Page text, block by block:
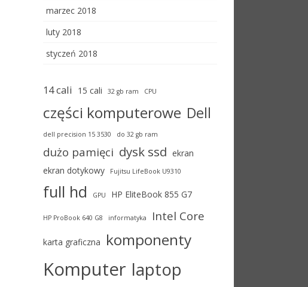
marzec 2018
luty 2018
styczeń 2018
14 cali 15 cali 32 gb ram CPU
części komputerowe Dell
dell precision 15 3530 do 32 gb ram
dużo pamięci dysk ssd ekran
ekran dotykowy
Fujitsu LifeBook U9310
full hd GPU HP EliteBook 855 G7
HP ProBook 640 G8 informatyka Intel Core
karta graficzna komponenty
Komputer laptop